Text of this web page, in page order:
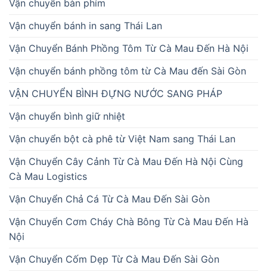
Vận chuyển bàn phím
Vận chuyển bánh in sang Thái Lan
Vận Chuyển Bánh Phồng Tôm Từ Cà Mau Đến Hà Nội
Vận chuyển bánh phồng tôm từ Cà Mau đến Sài Gòn
VẬN CHUYỂN BÌNH ĐỰNG NƯỚC SANG PHÁP
Vận chuyển bình giữ nhiệt
Vận chuyển bột cà phê từ Việt Nam sang Thái Lan
Vận Chuyển Cây Cảnh Từ Cà Mau Đến Hà Nội Cùng
Cà Mau Logistics
Vận Chuyển Chả Cá Từ Cà Mau Đến Sài Gòn
Vận Chuyển Cơm Cháy Chà Bông Từ Cà Mau Đến Hà
Nội
Vận Chuyển Cốm Dẹp Từ Cà Mau Đến Sài Gòn